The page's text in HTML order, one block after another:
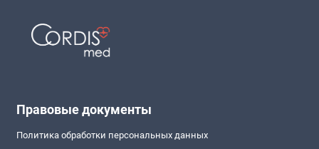
Правовые документы
Политика обработки персональных данных